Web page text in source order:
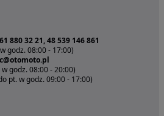
880 32 21, 48 539 146 861
godz. 08:00 - 17:00)
godz. 08:00 - 20:00)
pt. w godz. 09:00 - 17:00)